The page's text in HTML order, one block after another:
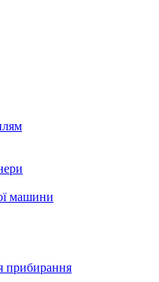
машини
прибирання